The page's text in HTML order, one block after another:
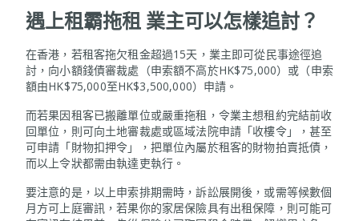
遇上租霸拖租 業主可以怎樣追討？
在香港，若租客拖欠租金超過15天，業主即可從民事途徑追
討，向小額錢債審裁處（申索額不高於HK$75,000）或（申索
額由HK$75,000至HK$3,500,000）申請。
而若果因租客已搬離單位或嚴重拖租，令業主想租約完結前收
回單位，則可向土地審裁處或區域法院申請「收樓令」，甚至
可申請「財物扣押令」，把單位內屬於租客的財物拍賣抵債，
而以上令狀都需由執達吏執行。
要注意的是，以上申索排期需時，訴訟展開後，或需等候數個
月方可上庭審訊，若果你的家居保險具有出租保障，則可能可